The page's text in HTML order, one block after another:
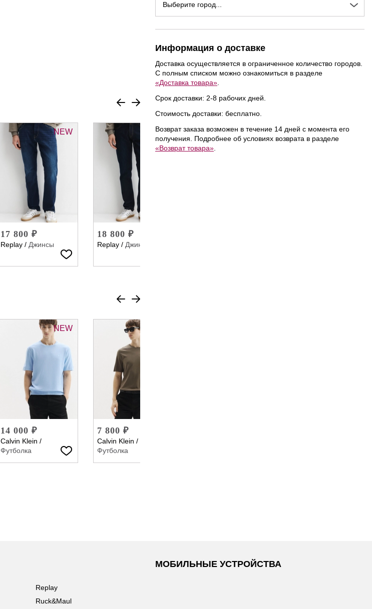
NEW
17 800 ₽
Replay / Джинсы
NEW
18 800 ₽
Replay / Джинсы
NEW NEW
NEW
14 000 ₽
Calvin Klein /
Футболка
7 800 ₽
Calvin Klein /
Футболка
Выберите город...
Информация о доставке
Доставка осуществляется в ограниченное количество городов.
С полным списком можно ознакомиться в разделе
«Доставка товара»
Срок доставки: 2-8 рабочих дней.
Стоимость доставки: бесплатно.
Возврат заказа возможен в течение 14 дней с момента его
получения. Подробнее об условиях возврата в разделе
«Возврат товара»
Replay
Ruck&Maul
МОБИЛЬНЫЕ УСТРОЙСТВА